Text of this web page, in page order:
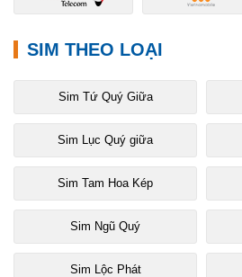
SIM THEO LOẠI
Sim Tứ Quý Giữa
Sim Lục Quý giữa
Sim Tam Hoa Kép
Sim Ngũ Quý
Sim Lộc Phát